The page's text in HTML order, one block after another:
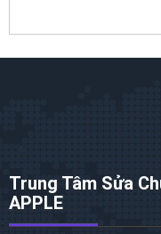
Trung Tâm Sửa
APPLE